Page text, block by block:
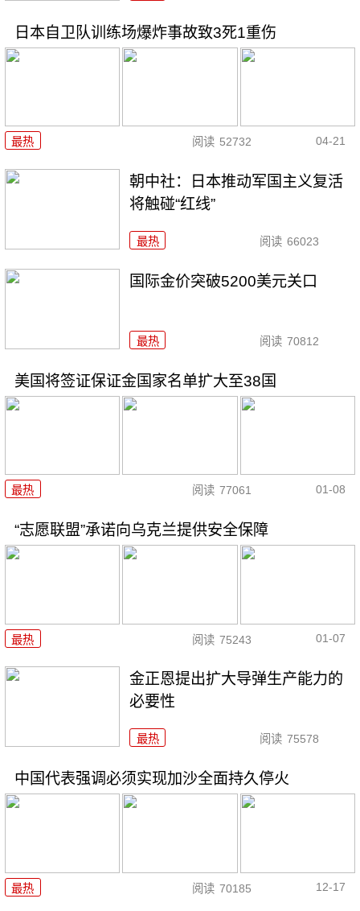
日本自卫队训练场爆炸事故致3死1重伤
最热 阅读 52732 04-21
朝中社：日本推动军国主义复活
将触碰“红线”
最热 阅读 66023
国际金价突破5200美元关口
最热 阅读 70812
美国将签证保证金国家名单扩大至38国
最热 阅读 77061 01-08
“志愿联盟”承诺向乌克兰提供安全保障
最热 阅读 75243 01-07
金正恩提出扩大导弹生产能力的
必要性
最热 阅读 75578
中国代表强调必须实现加沙全面持久停火
最热 阅读 70185 12-17